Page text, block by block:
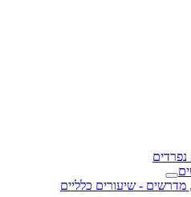
- שיעורים כלליים